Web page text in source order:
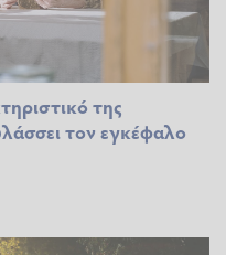
της
τον εγκέφαλο